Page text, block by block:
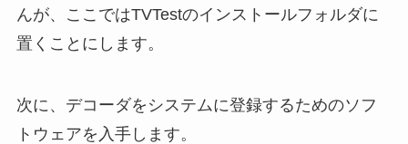
んが、ここではTVTestのインストールフォルダに
置くことにします。
次に、デコーダをシステムに登録するためのソフ
トウェアを入手します。